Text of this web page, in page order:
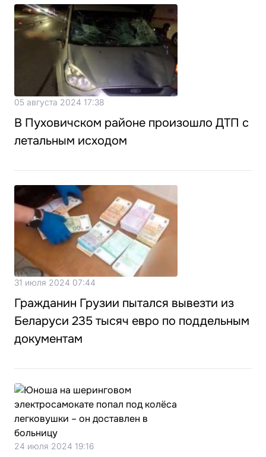
05 августа 2024 17:38
В Пуховичском районе произошло ДТП с
летальным исходом
31 июля 2024 07:44
Гражданин Грузии пытался вывезти из
Беларуси 235 тысяч евро по поддельным
документам
24 июля 2024 19:16